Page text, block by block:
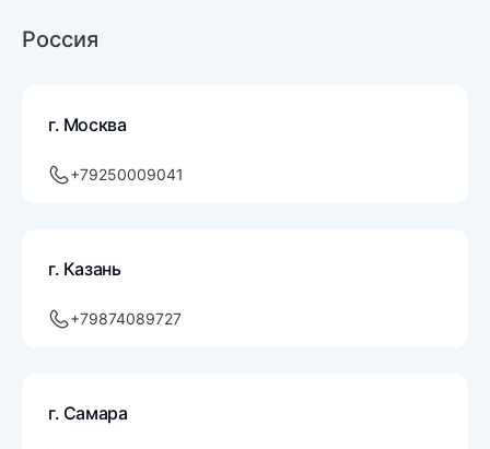
Россия
г. Москва
+79250009041
г. Казань
+79874089727
г. Самара